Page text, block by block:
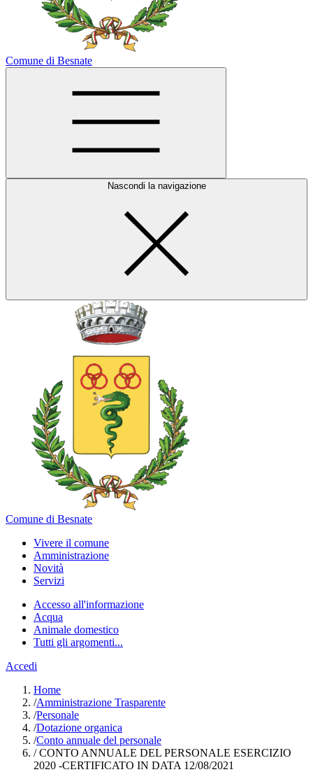
Comune di Besnate
Nascondi la navigazione
Comune di Besnate
Vivere il comune
Amministrazione
Novità
Servizi
Accesso all'informazione
Acqua
Animale domestico
Tutti gli argomenti...
Accedi
Home
/Amministrazione Trasparente
/Personale
/Dotazione organica
/Conto annuale del personale
/CONTO ANNUALE DEL PERSONALE ESERCIZIO
2020 -CERTIFICATO IN DATA 12/08/2021